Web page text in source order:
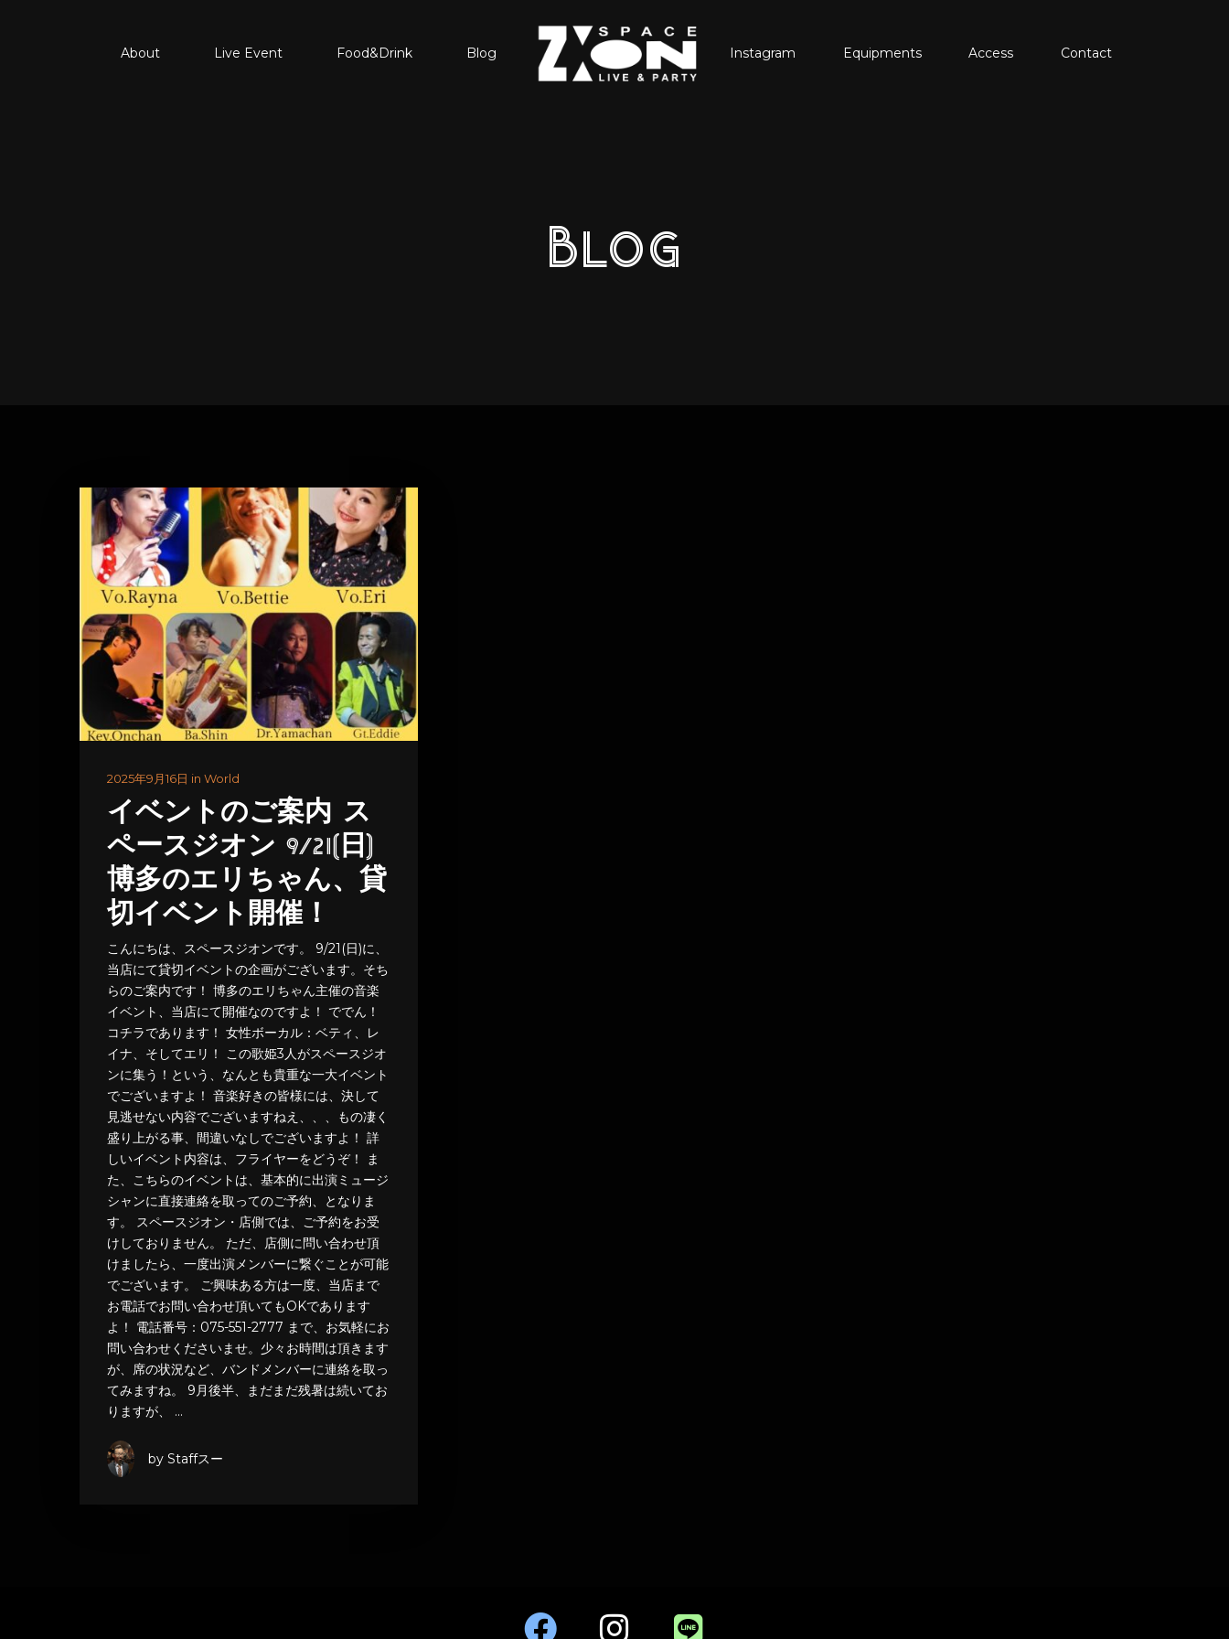
About Live Event Food&Drink Blog Instagram Equipments Access Contact
Blog
2025年9月16日 in World
イベントのご案内 ス
ペースジオン 9/21(日)
博多のエリちゃん、貸
切イベント開催！
こんにちは、スペースジオンです。 9/21(日)に、
当店にて貸切イベントの企画がございます。そち
らのご案内です！ 博多のエリちゃん主催の音楽
イベント、当店にて開催なのですよ！ ででん！
コチラであります！ 女性ボーカル：ベティ、レ
イナ、そしてエリ！ この歌姫3人がスペースジオ
ンに集う！という、なんとも貴重な一大イベント
でございますよ！ 音楽好きの皆様には、決して
見逃せない内容でございますねえ、、、もの凄く
盛り上がる事、間違いなしでございますよ！ 詳
しいイベント内容は、フライヤーをどうぞ！ ま
た、こちらのイベントは、基本的に出演ミュージ
シャンに直接連絡を取ってのご予約、となりま
す。 スペースジオン・店側では、ご予約をお受
けしておりません。 ただ、店側に問い合わせ頂
けましたら、一度出演メンバーに繋ぐことが可能
でございます。 ご興味ある方は一度、当店まで
お電話でお問い合わせ頂いてもOKであります
よ！ 電話番号：075-551-2777 まで、お気軽にお
問い合わせくださいませ。少々お時間は頂きます
が、席の状況など、バンドメンバーに連絡を取っ
てみますね。 9月後半、まだまだ残暑は続いてお
りますが、 …
by Staffスー